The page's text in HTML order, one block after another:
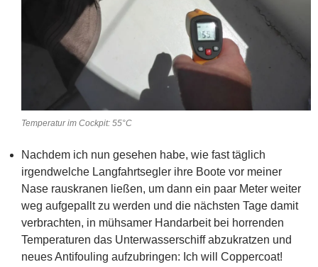
Temperatur im Cockpit: 55°C
Nachdem ich nun gesehen habe, wie fast täglich
irgendwelche Langfahrtsegler ihre Boote vor meiner
Nase rauskranen ließen, um dann ein paar Meter weiter
weg aufgepallt zu werden und die nächsten Tage damit
verbrachten, in mühsamer Handarbeit bei horrenden
Temperaturen das Unterwasserschiff abzukratzen und
neues Antifouling aufzubringen: Ich will Coppercoat!